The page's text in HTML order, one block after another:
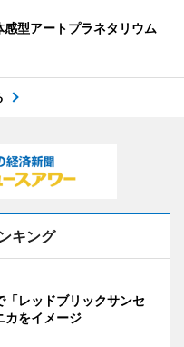
型アートプラネタリウム
キング
「レッドブリックサンセ
カをイメージ